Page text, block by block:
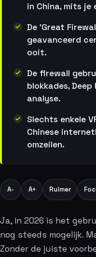
in China, mits je
De 'Great
geavanceerd
ooit.
De firewall
blokkades,
analyse.
Slechts enkele
Chinese
omzeilen.
A- A+ Ruimer
Ja, in 2026 is het
nog steeds mogelijk.
Zonder de juiste